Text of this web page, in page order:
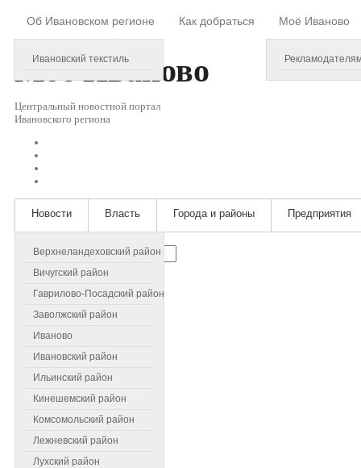
Об Ивановском регионе
Ивановский текстиль
Как добраться Моё Иваново
МоёИваново
Центральный новостной портал
Ивановского региона
Новости
Верхнеландеховский район
Вичугский район
Гаврилово-Посадский район
Заволжский район
Иваново
Ивановский район
Ильинский район
Кинешемский район
Комсомольский район
Лежневский район
Лухский район
Власть Города и районы Предприятия